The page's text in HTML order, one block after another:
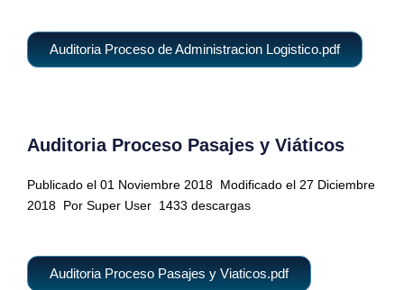
Auditoria Proceso de Administracion Logistico.pdf
Auditoria Proceso Pasajes y Viáticos
Publicado el 01 Noviembre 2018 Modificado el 27 Diciembre
2018 Por Super User 1433 descargas
Auditoria Proceso Pasajes y Viaticos.pdf